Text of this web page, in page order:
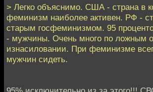
> Легко объяснимо. США - страна в
феминизм наиболее активен. РФ -
старым госфеминизмом. 95
- мужчины. Очень много по ложным
изнасиловании. При феминизме
мужчин сидеть.